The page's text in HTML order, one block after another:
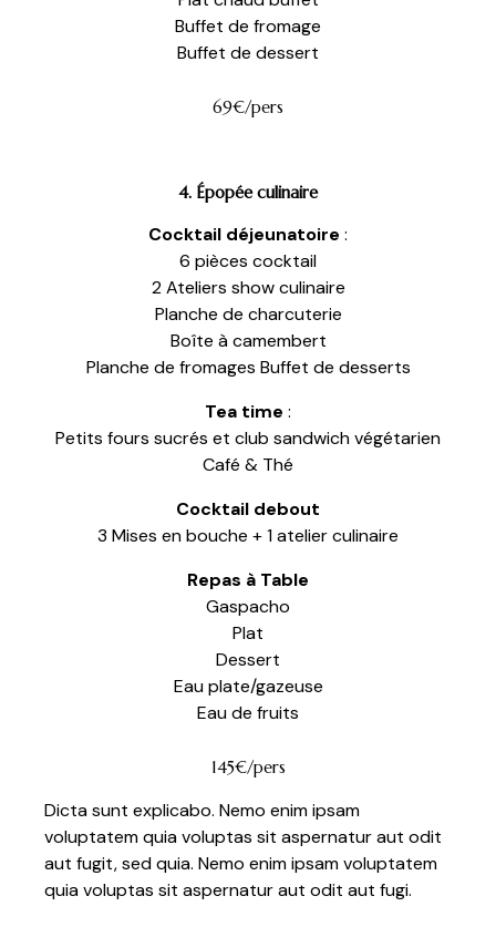
Buffet de fromage
Buffet de dessert
69€/pers
4. Épopée culinaire
Cocktail déjeunatoire :
6 pièces cocktail
2 Ateliers show culinaire
Planche de charcuterie
Boîte à camembert
Planche de fromages Buffet de desserts
Tea time :
Petits fours sucrés et club sandwich végétarien
Café & Thé
Cocktail debout
3 Mises en bouche + 1 atelier culinaire
Repas à Table
Gaspacho
Plat
Dessert
Eau plate/gazeuse
Eau de fruits
145€/pers
Dicta sunt explicabo. Nemo enim ipsam
voluptatem quia voluptas sit aspernatur aut odit
aut fugit, sed quia. Nemo enim ipsam voluptatem
quia voluptas sit aspernatur aut odit aut fugi.